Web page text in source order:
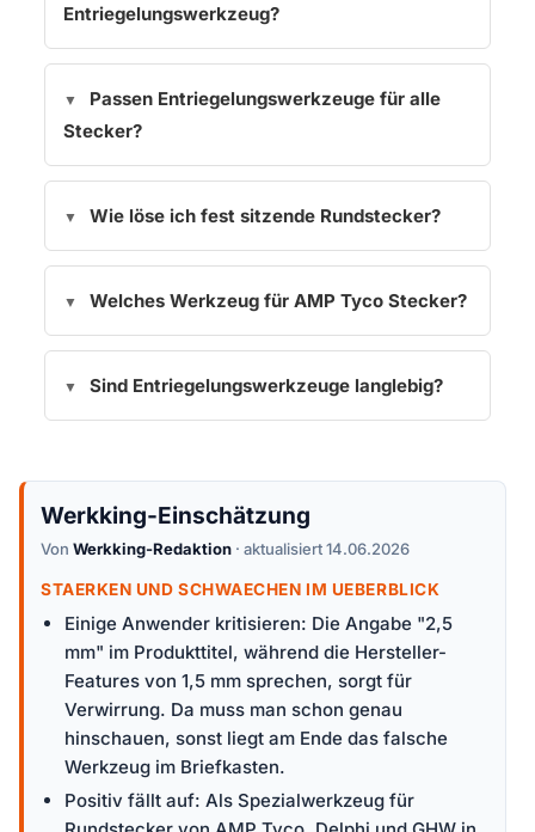
Entriegelungswerkzeug?
Passen Entriegelungswerkzeuge für alle
Stecker?
Wie löse ich fest sitzende Rundstecker?
Welches Werkzeug für AMP Tyco Stecker?
Sind Entriegelungswerkzeuge langlebig?
Werkking-Einschätzung
Von Werkking-Redaktion · aktualisiert 14.06.2026
STAERKEN UND SCHWAECHEN IM UEBERBLICK
Einige Anwender kritisieren: Die Angabe "2,5
mm" im Produkttitel, während die Hersteller-
Features von 1,5 mm sprechen, sorgt für
Verwirrung. Da muss man schon genau
hinschauen, sonst liegt am Ende das falsche
Werkzeug im Briefkasten.
Positiv fällt auf: Als Spezialwerkzeug für